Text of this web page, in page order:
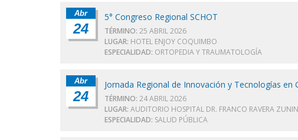
Abr
24
5° Congreso Regional SCHOT
TÉRMINO: 25 ABRIL 2026
LUGAR: HOTEL ENJOY COQUIMBO
ESPECIALIDAD: ORTOPEDIA Y TRAUMATOLOGÍA
Abr
24
Jornada Regional de Innovación y Tecnologías en
TÉRMINO: 24 ABRIL 2026
LUGAR: AUDITORIO HOSPITAL DR. FRANCO RAVERA
ESPECIALIDAD: SALUD PÚBLICA